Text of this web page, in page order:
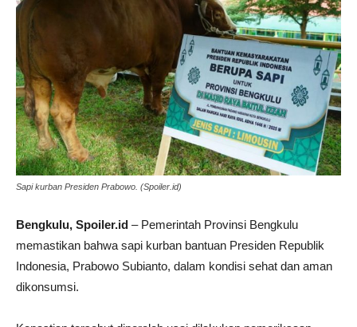
Sapi kurban Presiden Prabowo. (Spoiler.id)
Bengkulu, Spoiler.id – Pemerintah Provinsi Bengkulu
memastikan bahwa sapi kurban bantuan Presiden Republik
Indonesia, Prabowo Subianto, dalam kondisi sehat dan aman
dikonsumsi.